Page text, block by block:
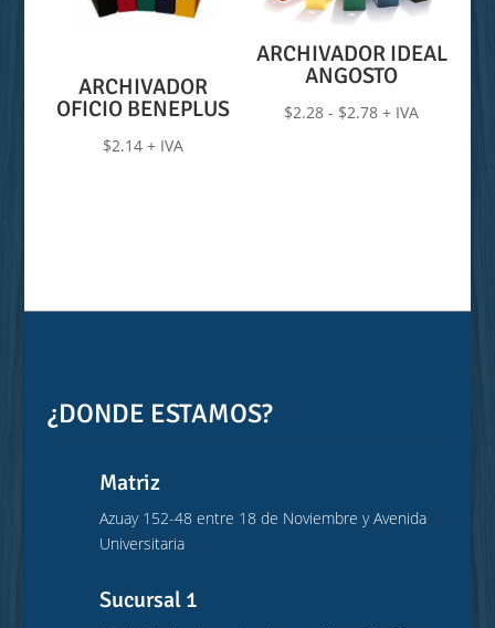
ARCHIVADOR
OFICIO BENEPLUS
$2.14 + IVA
ARCHIVADOR IDEAL
ANGOSTO
$2.28 - $2.78Rango
+ IVA
¿DONDE ESTAMOS?
Matriz
Azuay 152-48 entre 18 de Noviembre y Avenida
Universitaria
Sucursal 1